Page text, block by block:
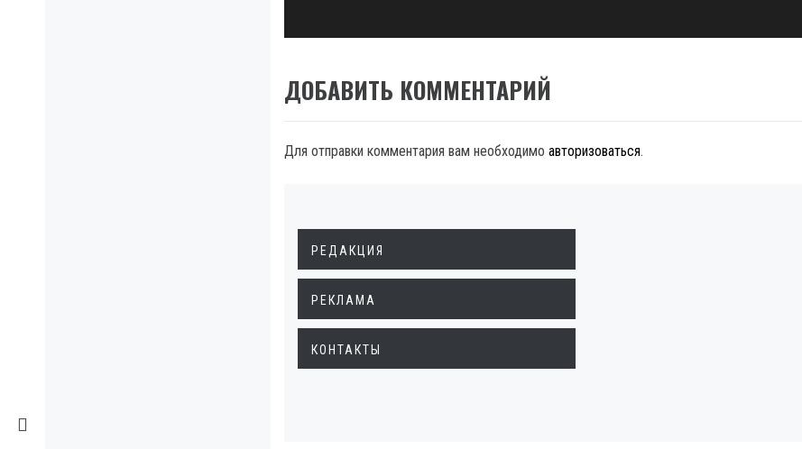
ДОБАВИТЬ КОММЕНТАРИЙ
Для отправки комментария вам необходимо авторизоваться.
РЕДАКЦИЯ
РЕКЛАМА
КОНТАКТЫ